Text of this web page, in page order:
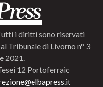
i diritti sono riservati
Tribunale di Livorno n° 3
2021.
12 Portoferraio